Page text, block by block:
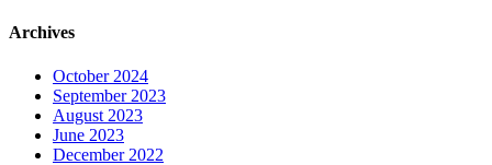
Archives
October 2024
September 2023
August 2023
June 2023
December 2022